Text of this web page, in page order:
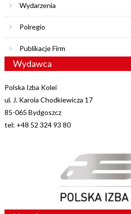
Wydarzenia
Polregio
Publikacje Firm
Wydawca
Polska Izba Kolei
ul. J. Karola Chodkiewicza 17
85-065 Bydgoszcz
tel: +48 52 324 93 80